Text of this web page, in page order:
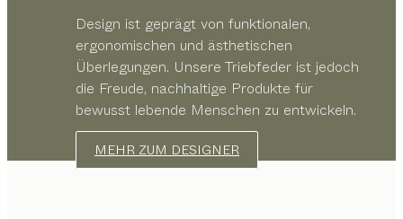
Design ist geprägt von funktionalen,
ergonomischen und ästhetischen
Überlegungen. Unsere Triebfeder ist jedoch
die Freude, nachhaltige Produkte für
bewusst lebende Menschen zu entwickeln.
MEHR ZUM DESIGNER